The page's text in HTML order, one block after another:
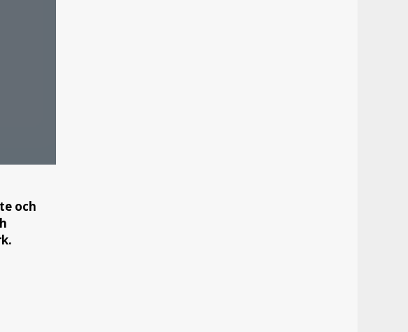
och